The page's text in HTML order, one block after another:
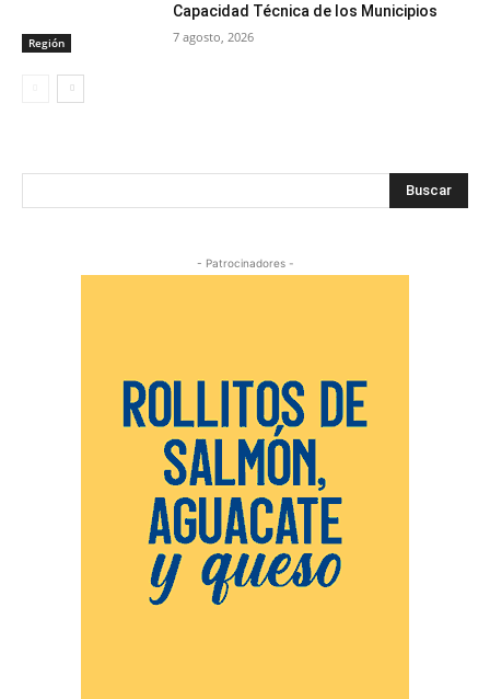
Región
Capacidad Técnica de los Municipios
7 agosto, 2026
Buscar
- Patrocinadores -